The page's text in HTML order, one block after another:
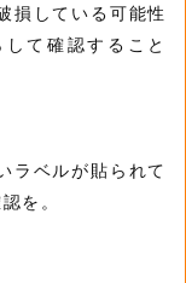
損している可能性
て確認すること
ラベルが貼られて
を。